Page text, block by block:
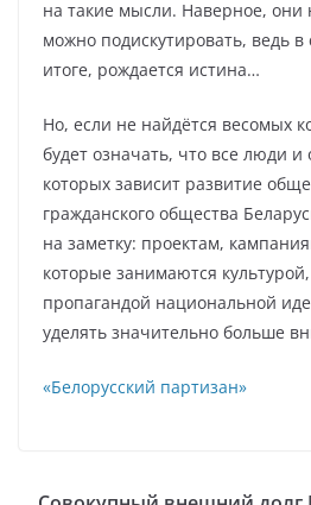
на такие мысли. Наверное, они
можно подискутировать, ведь
итоге, рождается истина…
Но, если не найдётся весомых
будет означать, что все люди и
которых зависит развитие
гражданского общества
на заметку: проектам,
которые занимаются
пропагандой национальной
уделять значительно больше
«Белорусский партизан»